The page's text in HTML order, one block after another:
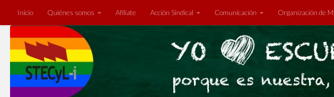
Saltar al contenido
Inicio Quiénes somos Afíliate Acción Sindical Comunicación Organización de